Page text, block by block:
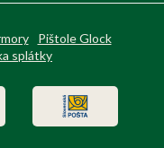
Pištole Glock
splátky